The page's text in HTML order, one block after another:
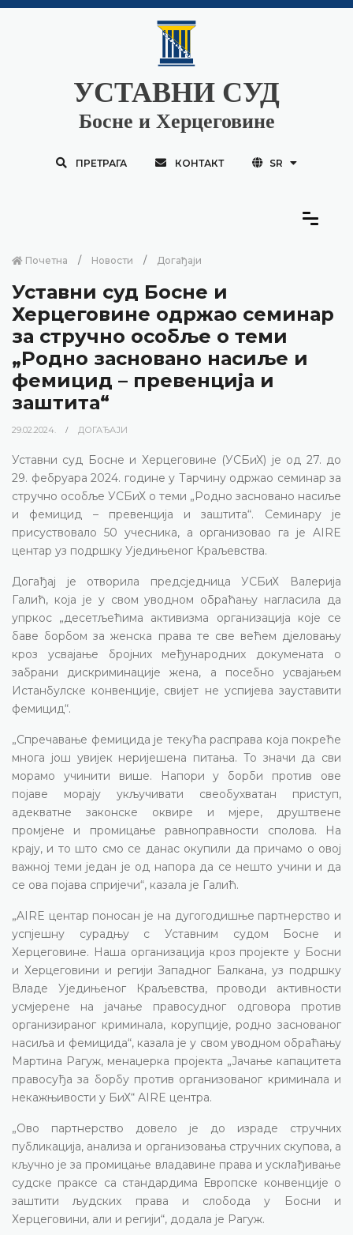
УСТАВНИ СУД
Босне и Херцеговине
ПРЕТРАГА КОНТАКТ SR
Почетна Новости Догађаји
Уставни суд Босне и
Херцеговине одржао семинар
за стручно особље о теми
„Родно засновано насиље и
фемицид – превенција и
заштита“
29.02.2024. ДОГАЂАЈИ
Уставни суд Босне и Херцеговине (УСБиХ) је од 27. до
29. фебруара 2024. године у Тарчину одржао семинар за
стручно особље УСБиХ о теми „Родно засновано насиље
и фемицид – превенција и заштита“. Семинару је
присуствовало 50 учесника, а организовао га је AIRE
центар уз подршку Уједињеног Краљевства.
Догађај је отворила предсједница УСБиХ Валерија
Галић, која је у свом уводном обраћању нагласила да
упркос „десетљећима активизма организација које се
баве борбом за женска права те све већем дјеловању
кроз усвајање бројних међународних докумената о
забрани дискриминације жена, а посебно усвајањем
Истанбулске конвенције, свијет не успијева зауставити
фемицид“.
„Спречавање фемицида је текућа расправа која покреће
многа још увијек неријешена питања. То значи да сви
морамо учинити више. Напори у борби против ове
појаве морају укључивати свеобухватан приступ,
адекватне законске оквире и мјере, друштвене
промјене и промицање равноправности сполова. На
крају, и то што смо се данас окупили да причамо о овој
важној теми један је од напора да се нешто учини и да
се ова појава спријечи“, казала је Галић.
„AIRE центар поносан је на дугогодишње партнерство и
успјешну сурадњу с Уставним судом Босне и
Херцеговине. Наша организација кроз пројекте у Босни
и Херцеговини и регији Западног Балкана, уз подршку
Владе Уједињеног Краљевства, проводи активности
усмјерене на јачање правосудног одговора против
организираног криминала, корупције, родно заснованог
насиља и фемицида“, казала је у свом уводном обраћању
Мартина Рагуж, менаџерка пројекта „Јачање капацитета
правосуђа за борбу против организованог криминала и
некажњивости у БиХ“ AIRE центра.
„Ово партнерство довело је до израде стручних
публикација, анализа и организовања стручних скупова, а
кључно је за промицање владавине права и усклађивање
судске праксе са стандардима Европске конвенције о
заштити људских права и слобода у Босни и
Херцеговини, али и регији“, додала је Рагуж.